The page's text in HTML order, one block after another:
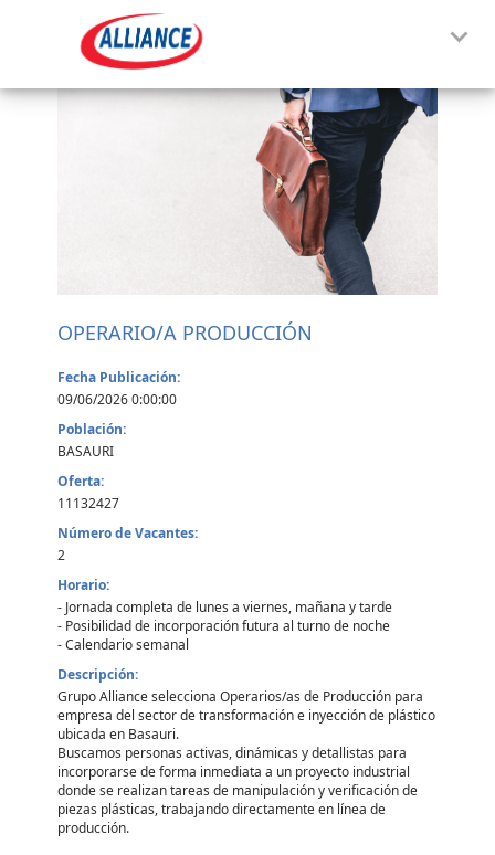
OPERARIO/A PRODUCCIÓN
Fecha Publicación:
09/06/2026 0:00:00
Población:
BASAURI
Oferta:
11132427
Número de Vacantes:
2
Horario:
- Jornada completa de lunes a viernes, mañana y tarde
- Posibilidad de incorporación futura al turno de noche
- Calendario semanal
Descripción:
Grupo Alliance selecciona Operarios/as de Producción para
empresa del sector de transformación e inyección de plástico
ubicada en Basauri.
Buscamos personas activas, dinámicas y detallistas para
incorporarse de forma inmediata a un proyecto industrial
donde se realizan tareas de manipulación y verificación de
piezas plásticas, trabajando directamente en línea de
producción.